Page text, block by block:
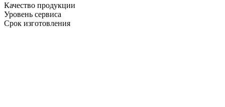
Качество продукции
Уровень сервиса
Срок изготовления